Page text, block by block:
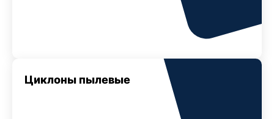
Циклоны пылевые